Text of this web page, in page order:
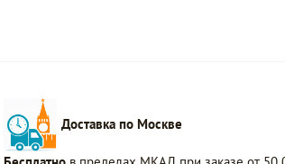
Доставка по Москве